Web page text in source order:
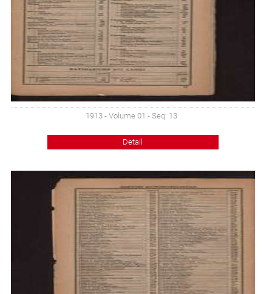
1913 - Volume 01 - Seq: 13
Detail